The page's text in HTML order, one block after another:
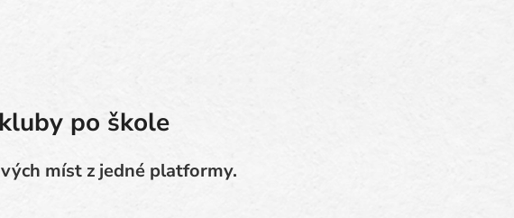
po škole
míst z jedné platformy.